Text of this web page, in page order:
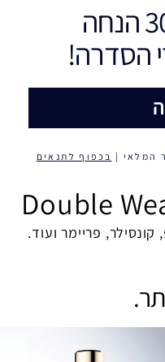
הסדרה!
בכפוף לתנאים
Double
פריימר ועוד.